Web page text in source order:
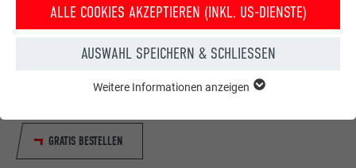
Kostenlos PREFA Prospekte bestellen
Hochwasserschutz – mit PREFA Produkten aus Aluminium
sieht Ihr Haus nicht nur gut aus, sondern ist auch bestens
GRATIS BESTELLEN
ALLE COOKIES AKZEPTIEREN (INKL. US-DIENSTE)
AUSWAHL SPEICHERN & SCHLIESSEN
Funktionen der Website benötigt. Dadurch ist gewährleistet,
dass die Website einwandfrei funktioniert.
Weitere Informationen anzeigen